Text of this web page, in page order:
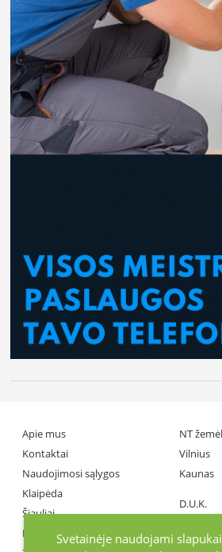
Apie mus
Kontaktai
Naudojimosi sąlygos
NT
Vilnius
Kaunas
Klaipėda
Šiauliai
Panevėžys
D.U.K.
Svetainėje naudojami